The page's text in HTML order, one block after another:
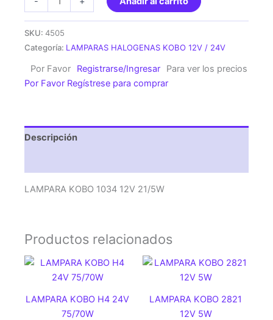
KOBO
21/5W
cantidad
SKU: 4505
Categoría: LAMPARAS HALOGENAS KOBO 12V / 24V
Por Favor Registrarse/Ingresar
Para ver los precios
Por Favor Regístrese para comprar
Descripción
LAMPARA KOBO 1034 12V 21/5W
Productos relacionados
LAMPARA KOBO H4 24V
75/70W
LAMPARA KOBO 2821
12V 5W